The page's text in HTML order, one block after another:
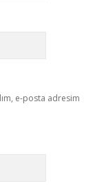
e-posta adresim